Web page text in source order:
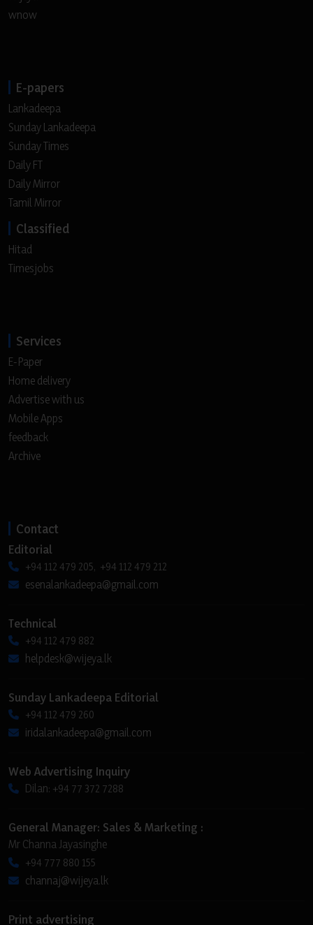
wnow
E-papers
Lankadeepa
Sunday Lankadeepa
Sunday Times
Daily FT
Daily Mirror
Tamil Mirror
Classified
Hitad
Timesjobs
Services
E-Paper
Home delivery
Advertise with us
Mobile Apps
feedback
Archive
Contact
Editorial
+94 112 479 205, +94 112 479 212
esenalankadeepa@gmail.com
Technical
+94 112 479 882
helpdesk@wijeya.lk
Sunday Lankadeepa Editorial
+94 112 479 260
iridalankadeepa@gmail.com
Web Advertising Inquiry
Dilan: +94 77 372 7288
General Manager: Sales & Marketing :
Mr Channa Jayasinghe
+94 777 880 155
channaj@wijeya.lk
Print advertising